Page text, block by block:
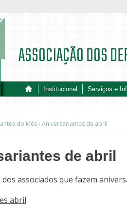
Institucional Serviços e
ASSOCIAÇÃO DOS
do Mês› Aniversariantes de abril
de abril
associados que fazem
abril